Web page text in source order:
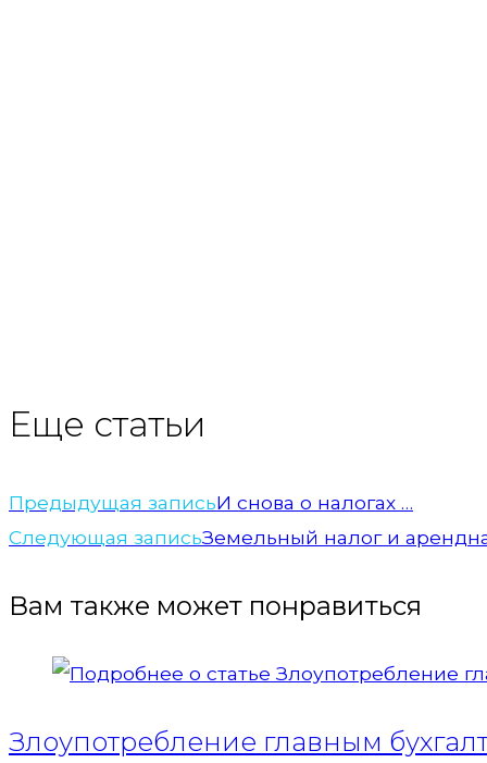
Еще статьи
Предыдущая записьИ снова о налогах …
Следующая записьЗемельный налог и
Вам также может понравиться
Злоупотребление главным